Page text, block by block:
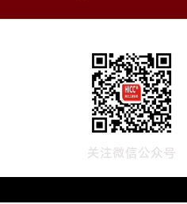
关注微信公众号